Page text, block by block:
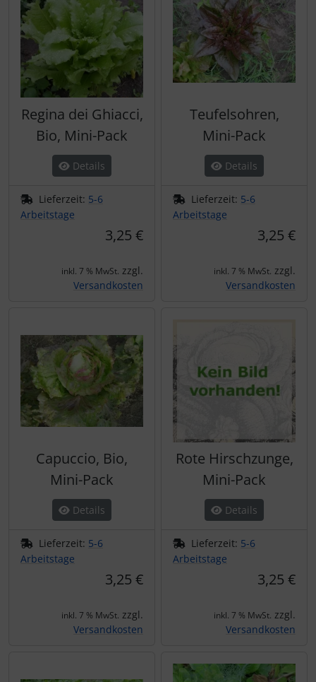
Regina dei Ghiacci,
Bio, Mini-Pack
Details
Lieferzeit: 5-6
Arbeitstage
3,25 €
inkl. 7 % MwSt. zzgl.
Versandkosten
Teufelsohren,
Mini-Pack
Details
Lieferzeit: 5-6
Arbeitstage
3,25 €
inkl. 7 % MwSt. zzgl.
Versandkosten
Capuccio, Bio,
Mini-Pack
Details
Lieferzeit: 5-6
Arbeitstage
3,25 €
inkl. 7 % MwSt. zzgl.
Versandkosten
Rote Hirschzunge,
Mini-Pack
Details
Lieferzeit: 5-6
Arbeitstage
3,25 €
inkl. 7 % MwSt. zzgl.
Versandkosten